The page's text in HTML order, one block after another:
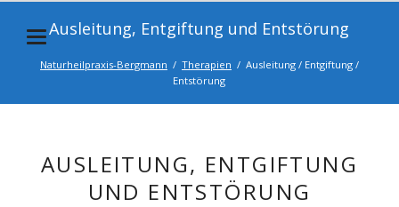
Ausleitung, Entgiftung und Entstörung
Naturheilpraxis-Bergmann Therapien
Ausleitung / Entgiftung /
Entstörung
AUSLEITUNG, ENTGIFTUNG
UND ENTSTÖRUNG